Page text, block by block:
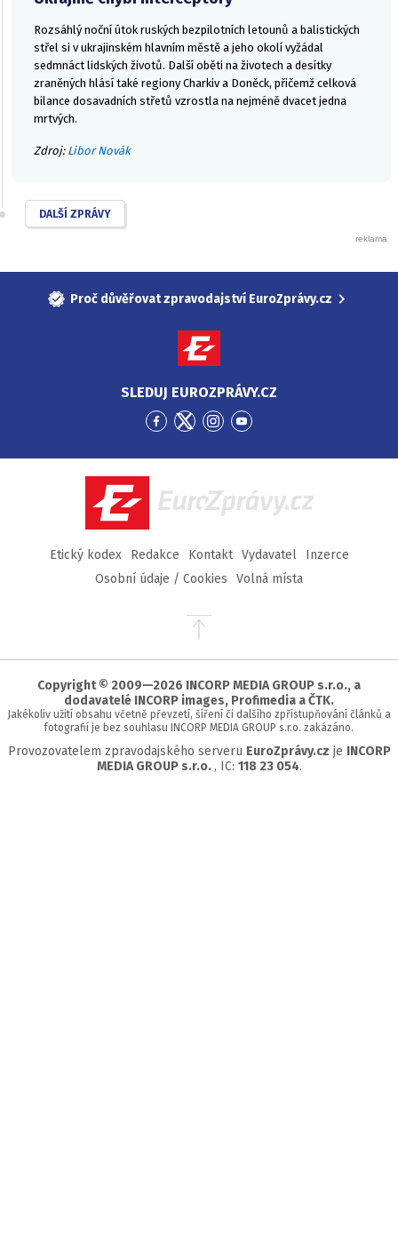
Rozsáhlý noční útok ruských bezpilotních letounů a balistických
střel si v ukrajinském hlavním městě a jeho okolí vyžádal
sedmnáct lidských životů. Další oběti na životech a desítky
zraněných hlásí také regiony Charkiv a Doněck, přičemž celková
bilance dosavadních střetů vzrostla na nejméně dvacet jedna
mrtvých.
Zdroj: Libor Novák
DALŠÍ ZPRÁVY
Proč důvěřovat zpravodajství EuroZprávy.cz
SLEDUJ EUROZPRÁVY.CZ
Přejít
Facebook
Přejít
Twitter
Přejít
Instagram
Přejít
YouTube
EuroZprávy.cz
Etický kodex Redakce Kontakt Vydavatel
Inzerce
Osobní údaje / Cookies
Volná místa
Přejít
stránky
Copyright © 2009—2026 INCORP MEDIA GROUP s.r.o., a
dodavatelé INCORP images, Profimedia a ČTK.
Jakékoliv užití obsahu včetně převzetí, šíření či dalšího zpřístupňování článků a
fotografií je bez souhlasu INCORP MEDIA GROUP s.r.o. zakázáno.
Provozovatelem zpravodajského serveru EuroZprávy.cz je INCORP
MEDIA GROUP s.r.o. , IC: 118 23 054.